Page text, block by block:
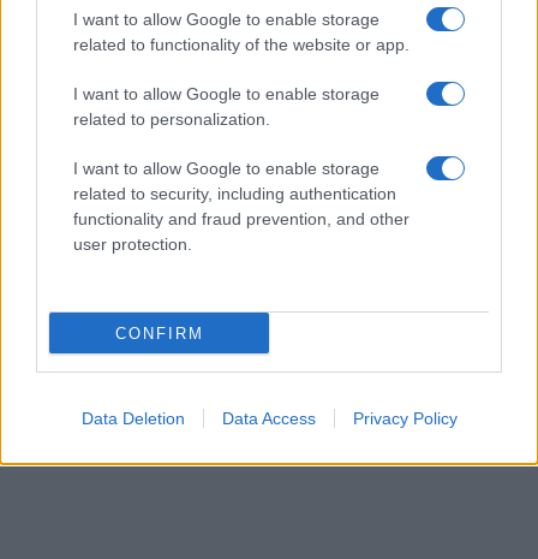
I want to allow Google to enable storage
related to functionality of the website or app.
I want to allow Google to enable storage
related to personalization.
I want to allow Google to enable storage
related to security, including authentication
functionality and fraud prevention, and other
user protection.
CONFIRM
Data Deletion Data Access Privacy Policy
ελεύθερη διέλευση πλοίων
Τουρκία, Σαουδική Αραβία και Πακιστάν υπέγραψαν
τριμερές αμυντικό σύμφωνο με ρήτρα αμοιβαίας
Μέκκα"
07/08/26 - 13:48
ΗΠΑ και ASEAN ζητούν την άνευ όρων απελευθέρωση της
07/08/26 - 13:41
Σαουδική Αραβία: Φόβοι για συντονισμένα πλήγματα από
Ιράκ και Υεμένη
Γαλλία: Αυστηρό μήνυμα Παρισιού κατά των ξένων